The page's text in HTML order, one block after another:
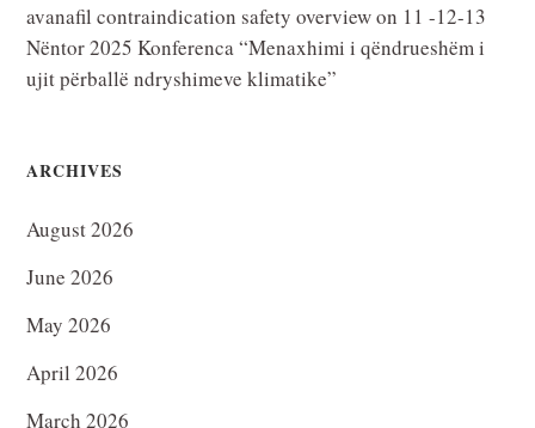
avanafil contraindication safety overviewon 11 -12-13
Nëntor 2025 Konferenca “Menaxhimi i qëndrueshëm i
ujit përballë ndryshimeve klimatike”
ARCHIVES
August 2026
June 2026
May 2026
April 2026
March 2026